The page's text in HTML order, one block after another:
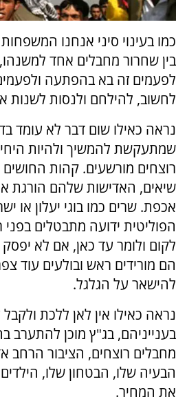
כמו בעינוי סיני אנחנו
בין שחרור מחבלים אחד
לפעמים זה בא בהפתעה
לחשוב, להילחם ולנסות לשנות
נראה כאילו שום דבר לא עומד
שמתעקשת להמשיך ולהיות
רוצחים מורשעים. קהות
שיאים, האדישות שלהם הורגת
אכפת. שרים כמו בוגי יעלון או
הפוליטית ידועה מתבטלים בפני
לקום ולומר עד כאן, אם לא
הם מורידים ראש ובולעים עוד
להישאר על הגלגל.
נראה כאילו אין לאן ללכת
בענייניהם, בג"ץ מוכן להתערב
מחבלים רוצחים, הציבור הרחב
הבעיה שלו, הבטחון שלו,
את המחיר.